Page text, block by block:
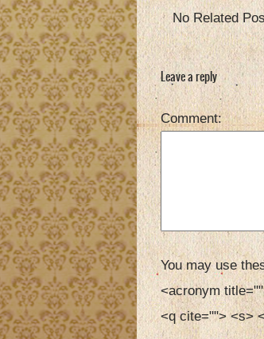
No Related
Leave a reply
Comment
You may use
<acronym
<q cite=""> <s>